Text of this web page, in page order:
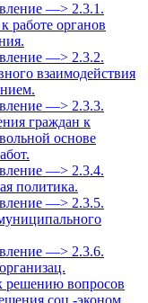
—> 2.3.1.
работе органов
—> 2.3.2.
взаимодействия
—> 2.3.3.
граждан к
основе
—> 2.3.4.
политика.
—> 2.3.5.
—> 2.3.6.
решению вопросов